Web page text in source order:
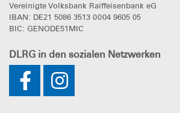
Vereinigte Volksbank Raiffeisenbank eG
IBAN: DE21 5086 3513 0004 9605 05
BIC: GENODE51MIC
DLRG in den sozialen Netzwerken